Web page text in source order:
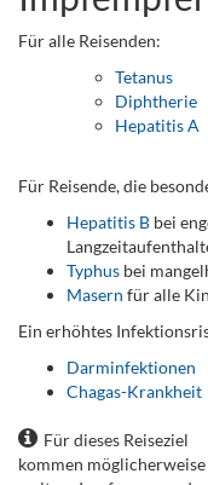
Für alle Reisenden:
Tetanus
Diphtherie
Hepatitis A
Für Reisende, die
Hepatitis B bei
Typhus bei
Masern für alle
Ein erhöhtes
Darminfektionen
Chagas-Krankheit
Für dieses Reiseziel
kommen möglicherweise